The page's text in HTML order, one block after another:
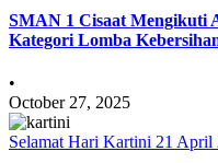
SMAN 1 Cisaat Mengikuti
Kategori Lomba
•
October 27, 2025
Selamat Hari Kartini 21 April